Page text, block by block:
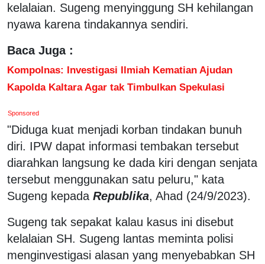
kelalaian. Sugeng menyinggung SH kehilangan
nyawa karena tindakannya sendiri.
Baca Juga :
Kompolnas: Investigasi Ilmiah Kematian Ajudan
Kapolda Kaltara Agar tak Timbulkan Spekulasi
Sponsored
"Diduga kuat menjadi korban tindakan bunuh
diri. IPW dapat informasi tembakan tersebut
diarahkan langsung ke dada kiri dengan senjata
tersebut menggunakan satu peluru," kata
Sugeng kepada Republika, Ahad (24/9/2023).
Sugeng tak sepakat kalau kasus ini disebut
kelalaian SH. Sugeng lantas meminta polisi
menginvestigasi alasan yang menyebabkan SH